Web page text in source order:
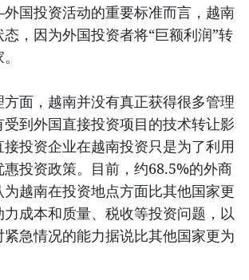
国投资活动的重要标准而言，越南
，因为外国投资者将“巨额利润”转
面，越南并没有真正获得很多管理
到外国直接投资项目的技术转让影
投资企业在越南投资只是为了利用
惠投资政策。目前，约68.5%的外商
越南在投资地点方面比其他国家更
成本和质量、税收等投资问题，以
急情况的能力据说比其他国家更为